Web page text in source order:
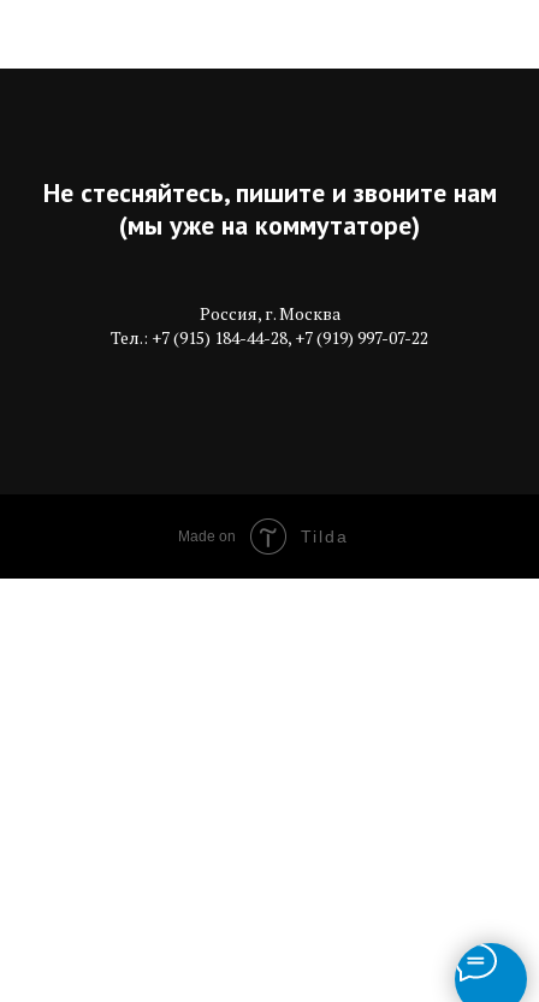
Не стесняйтесь, пишите и звоните нам
(мы уже на коммутаторе)
Россия, г. Москва
Тел.: +7 (915) 184-44-28, +7 (919) 997-07-22
Made on Tilda